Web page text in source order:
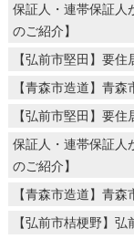
保証人・連帯保証人
のご紹介】
【弘前市堅田】要
【青森市造道】青
【弘前市堅田】要
保証人・連帯保証人
のご紹介】
【青森市造道】青
【弘前市桔梗野】